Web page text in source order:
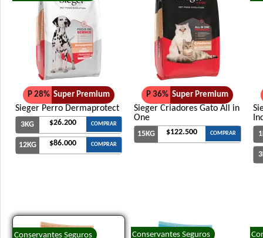
P 28% Super Premium
Sieger Perro Dermaprotect
3KG $26.200 COMPRAR
12KG $86.000 COMPRAR
P 36% Super Premium
Sieger Criadores Gato All in
One
15KG $122.500 COMPRAR
Conservantes Seguros Conservantes Seguros